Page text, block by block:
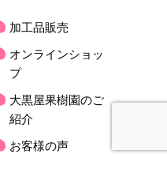
加工品販売
オンラインショッ
プ
大黒屋果樹園のご
紹介
お客様の声